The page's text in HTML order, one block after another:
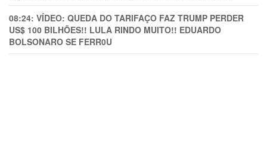
08:24: VÍDEO: QUEDA DO TARIFAÇO FAZ TRUMP PERDER
US$ 100 BILHÕES!! LULA RINDO MUITO!! EDUARDO
BOLSONARO SE FERR0U